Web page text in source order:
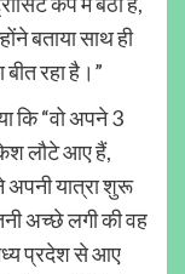
बताया साथ ही
रहा है।”
कि “वो अपने 3
लौटे आए हैं,
यात्रा शुरू
अच्छे लगी की वह
प्रदेश से आए